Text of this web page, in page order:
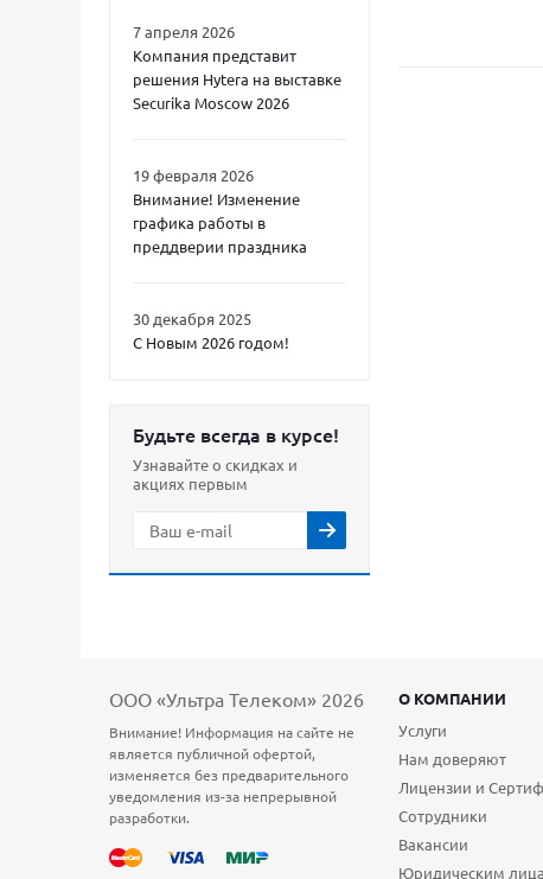
7 апреля 2026
Компания представит
решения Hytera на выставке
Securika Moscow 2026
19 февраля 2026
Внимание! Изменение
графика работы в
преддверии праздника
30 декабря 2025
С Новым 2026 годом!
Будьте всегда в курсе!
Узнавайте о скидках и
акциях первым
ООО «Ультра Телеком» 2026
Внимание! Информация на сайте не
является публичной офертой,
изменяется без предварительного
уведомления из-за непрерывной
разработки.
О КОМПАНИИ
Услуги
Нам доверяют
Лицензии и
Сотрудники
Вакансии
Юридическим